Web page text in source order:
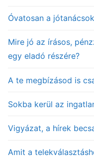
Óvatosan a
Mire jó az írásos,
egy eladó részére?
A te megbízásod is
Sokba kerül az
Vigyázat, a hírek
Amit a